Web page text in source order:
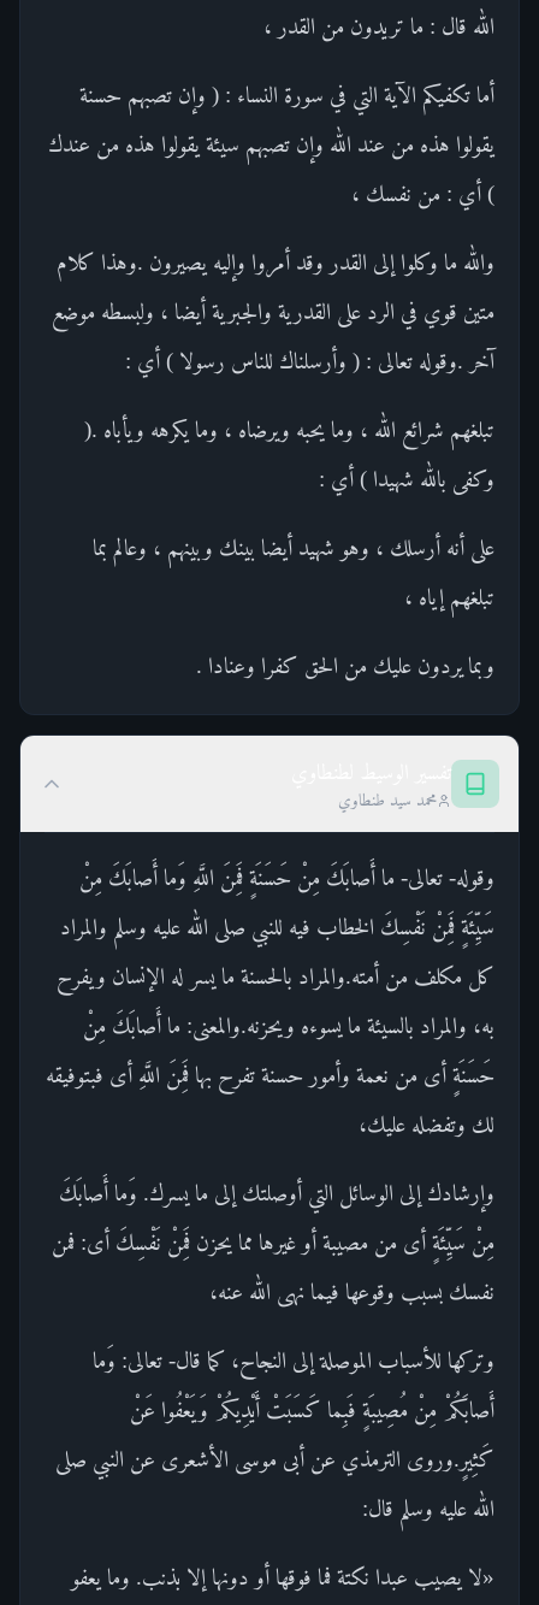
الله قال : ما تريدون من القدر ،
أما تكفيكم الآية التي في سورة النساء : ( وإن تصبهم حسنة
يقولوا هذه من عند الله وإن تصبهم سيئة يقولوا هذه من عندك
) أي : من نفسك ،
والله ما وكلوا إلى القدر وقد أمروا وإليه يصيرون .وهذا كلام
متين قوي في الرد على القدرية والجبرية أيضا ، ولبسطه موضع
آخر .وقوله تعالى : ( وأرسلناك للناس رسولا ) أي :
تبلغهم شرائع الله ، وما يحبه ويرضاه ، وما يكرهه ويأباه .(
وكفى بالله شهيدا ) أي :
على أنه أرسلك ، وهو شهيد أيضا بينك وبينهم ، وعالم بما
تبلغهم إياه ،
وبما يردون عليك من الحق كفرا وعنادا .
محمد سيد طنطاوي
وقوله- تعالى- ما أَصابَكَ مِنْ حَسَنَةٍ فَمِنَ اللَّهِ وَما أَصابَكَ مِنْ
سَيِّئَةٍ فَمِنْ نَفْسِكَ الخطاب فيه للنبي صلى الله عليه وسلم والمراد
كل مكلف من أمته.والمراد بالحسنة ما يسر له الإنسان ويفرح
به، والمراد بالسيئة ما يسوءه ويحزنه.والمعنى: ما أَصابَكَ مِنْ
حَسَنَةٍ أى من نعمة وأمور حسنة تفرح بها فَمِنَ اللَّهِ أى فبتوفيقه
لك وتفضله عليك،
وإرشادك إلى الوسائل التي أوصلتك إلى ما يسرك. وَما أَصابَكَ
مِنْ سَيِّئَةٍ أى من مصيبة أو غيرها مما يحزن فَمِنْ نَفْسِكَ أى: فمن
نفسك بسبب وقوعها فيما نهى الله عنه،
وتركها للأسباب الموصلة إلى النجاح، كما قال- تعالى: وَما
أَصابَكُمْ مِنْ مُصِيبَةٍ فَبِما كَسَبَتْ أَيْدِيكُمْ وَيَعْفُوا عَنْ
كَثِيرٍ.وروى الترمذي عن أبى موسى الأشعرى عن النبي صلى
الله عليه وسلم قال:
«لا يصيب عبدا نكتة فما فوقها أو دونها إلا بذنب. وما يعفو